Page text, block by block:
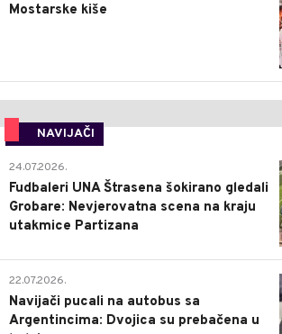
Mostarske kiše
NAVIJAČI
24.07.2026.
Fudbaleri UNA Štrasena šokirano gledali
Grobare: Nevjerovatna scena na kraju
utakmice Partizana
22.07.2026.
Navijači pucali na autobus sa
Argentincima: Dvojica su prebačena u